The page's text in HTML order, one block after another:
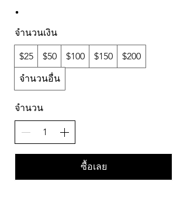
จำนวนเงิน
$25 $50 $100 $150
$200
จำนวนอื่น
จำนวน
ซื้อเลย